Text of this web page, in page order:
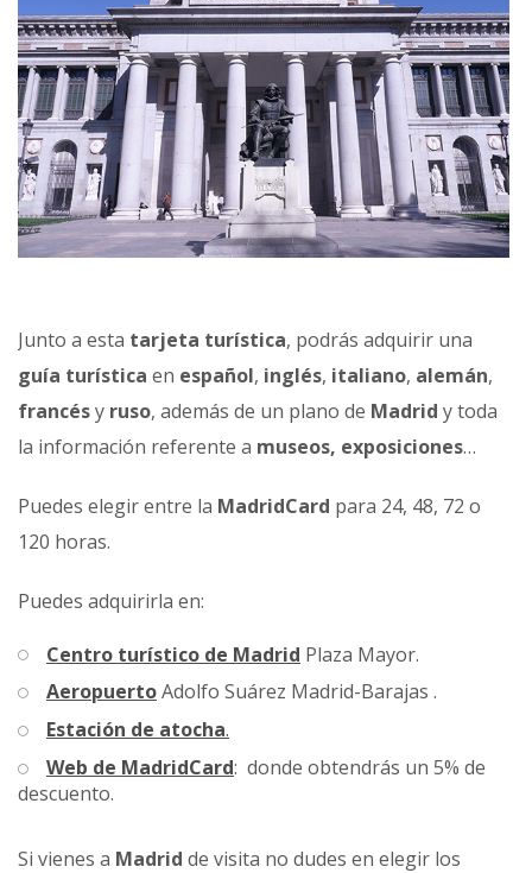
Junto a esta tarjeta turística, podrás adquirir una
guía turística en español, inglés, italiano, alemán,
francésy ruso, además de un plano de Madrid y toda
la información referente a museos, exposiciones…
Puedes elegir entre la MadridCard para 24, 48, 72 o
120 horas.
Puedes adquirirla en:
Centro turístico de Madrid Plaza Mayor.
AeropuertoAdolfo Suárez Madrid-Barajas .
Estación de atocha.
Web de MadridCard: donde obtendrás un 5% de
descuento.
Si vienes a Madrid de visita no dudes en elegir los